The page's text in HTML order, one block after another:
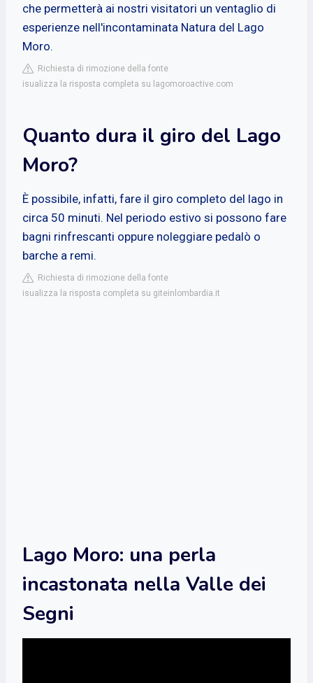
che permetterà ai nostri visitatori un ventaglio di
esperienze nell'incontaminata Natura del Lago
Moro.
Richiesta di rimozione della fonte
isualizza la risposta completa su lagomoroactive.com
Quanto dura il giro del Lago
Moro?
È possibile, infatti, fare il giro completo del lago in
circa 50 minuti. Nel periodo estivo si possono fare
bagni rinfrescanti oppure noleggiare pedalò o
barche a remi.
Richiesta di rimozione della fonte
isualizza la risposta completa su giteinlombardia.it
Lago Moro: una perla
incastonata nella Valle dei
Segni